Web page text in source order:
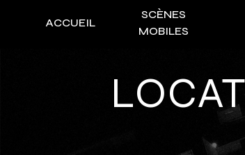
ACCUEIL
SCÈNES
MOBILES
LOCATION PALAN TREUIL MOTEUR
Panneau de gestion des cookies